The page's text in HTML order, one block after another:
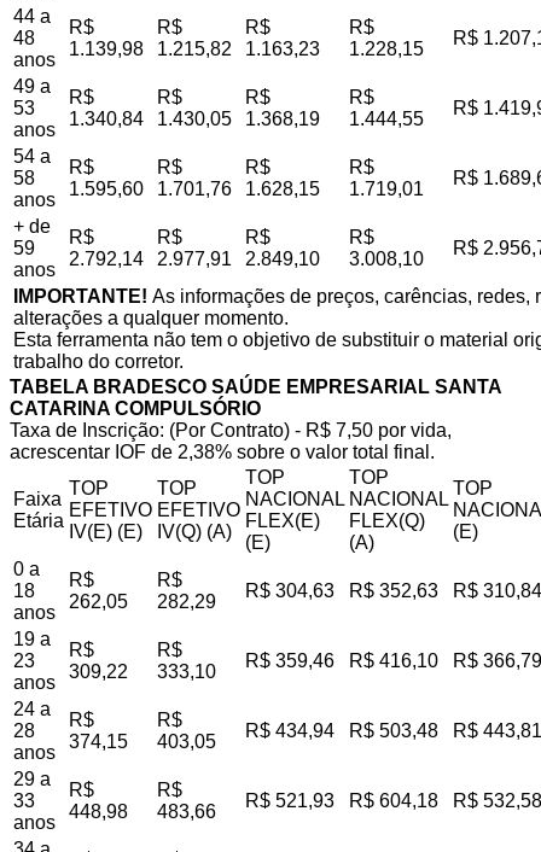
44 a
48
anos
R$
1.139,98
R$
1.215,82
R$
1.163,23
R$
1.228,15
R$
49 a
53
anos
R$
1.340,84
R$
1.430,05
R$
1.368,19
R$
1.444,55
R$
54 a
58
anos
R$
1.595,60
R$
1.701,76
R$
1.628,15
R$
1.719,01
R$
+ de
59
anos
R$
2.792,14
R$
2.977,91
R$
2.849,10
R$
3.008,10
R$
IMPORTANTE! As informações de preços, carências,
alterações a qualquer momento.
Esta ferramenta não tem o objetivo de substituir o material
trabalho do corretor.
TABELA BRADESCO SAÚDE EMPRESARIAL SANTA
CATARINA COMPULSÓRIO
Taxa de Inscrição: (Por Contrato) - R$ 7,50 por vida,
acrescentar IOF de 2,38% sobre o valor total final.
Faixa
Etária
TOP
EFETIVO
IV(E) (E)
TOP
EFETIVO
IV(Q) (A)
TOP
NACIONAL
FLEX(E)
(E)
TOP
NACIONAL
FLEX(Q)
(A)
TOP
(E)
0 a
18
anos
R$
262,05
R$
282,29
R$ 304,63 R$ 352,63 R$ 310,84
19 a
23
anos
R$
309,22
R$
333,10
R$ 359,46 R$ 416,10 R$ 366,79
24 a
28
anos
R$
374,15
R$
403,05
R$ 434,94 R$ 503,48 R$ 443,81
29 a
33
anos
R$
448,98
R$
483,66
R$ 521,93 R$ 604,18 R$ 532,58